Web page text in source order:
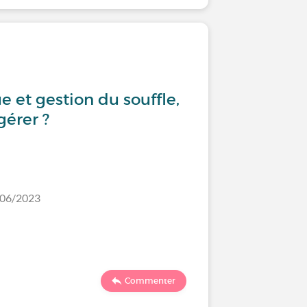
et gestion du souffle,
?
2023
Commenter